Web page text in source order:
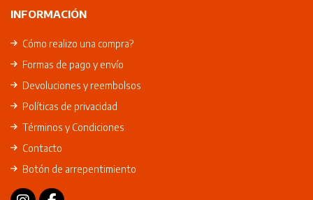
INFORMACIÓN
Cómo realizo una compra?
Formas de pago y envío
Devoluciones y reembolsos
Políticas de privacidad
Términos y Condiciones
Contacto
Botón de arrepentimiento